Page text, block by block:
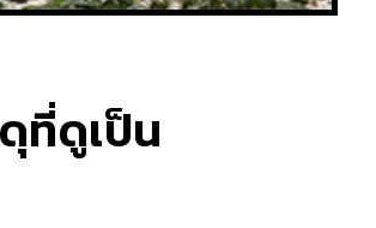
ที่ดูเป็น